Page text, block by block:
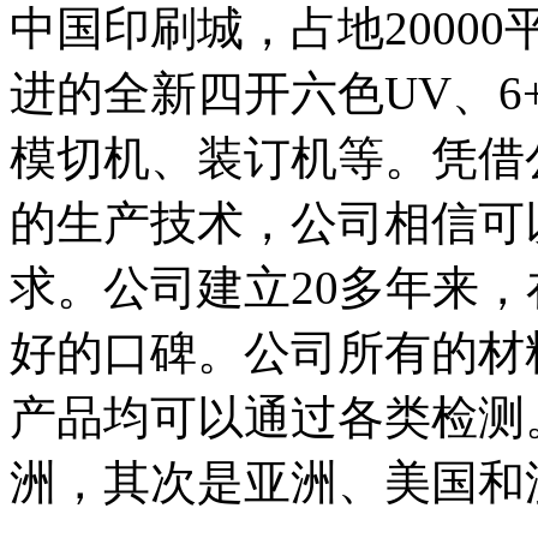
中国印刷城，占地20000
进的全新四开六色UV、
模切机、装订机等。凭
的生产技术，公司相信
求。公司建立20多年来
好的口碑。公司所有的
产品均可以通过各类检
洲，其次是亚洲、美国